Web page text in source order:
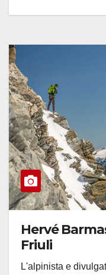
Hervé
Friuli
L'alpinista e